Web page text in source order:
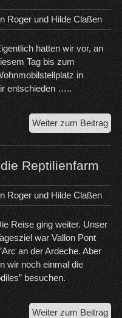
Roger und Hilde Claßen
hatten wir vor, an
Tag bis zum
in
entschieden …..
Weiter zum Beitrag
Reptilienfarm
Roger und Hilde Claßen
Reise ging weiter. Unser
war Vallon Pont
an der Ardeche. Aber
wir noch einmal die
besuchen.
Weiter zum Beitrag